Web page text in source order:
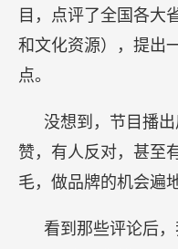
备！
目，点评了全国各大
和文化资源），提出
点。
没想到，节目播
赞，有人反对，甚至
毛，做品牌的机会遍
看到那些评论后